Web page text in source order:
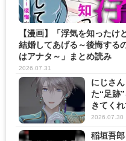
【漫画】「浮気を知ったけ
結婚してあげる～後悔する
はアナタ～」まとめ読み
2026.07.31
にじさ
た“足跡
きてく
2026.07.30
稲垣吾